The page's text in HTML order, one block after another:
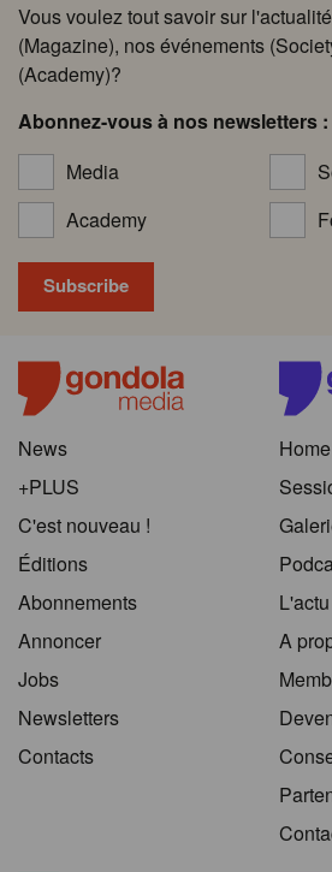
Vous voulez tout savoir sur
(Magazine), nos événements
(Academy)?
Abonnez-vous à nos newsletters :
Media
Academy
News
+PLUS
C'est nouveau !
Éditions
Abonnements
Annoncer
Jobs
Newsletters
Contacts
Home
L'actu
A